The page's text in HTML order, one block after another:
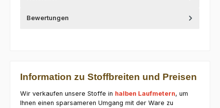
Bewertungen
Information zu Stoffbreiten und Preisen
Wir verkaufen unsere Stoffe in halben Laufmetern, um
Ihnen einen sparsameren Umgang mit der Ware zu